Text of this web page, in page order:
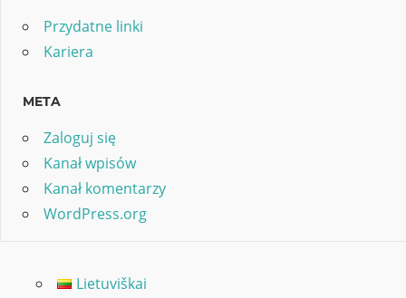
Przydatne linki
Kariera
META
Zaloguj się
Kanał wpisów
Kanał komentarzy
WordPress.org
Lietuviškai